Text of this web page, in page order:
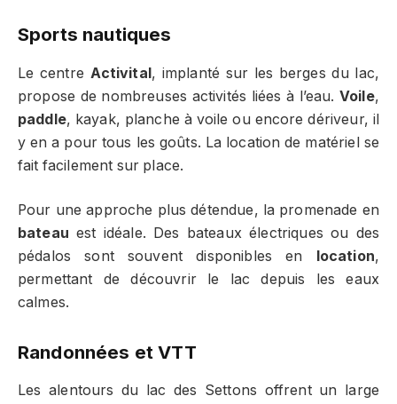
Sports nautiques
Le centre Activital, implanté sur les berges du lac,
propose de nombreuses activités liées à l’eau.Voile,
paddle, kayak, planche à voile ou encore dériveur, il
y en a pour tous les goûts. La location de matériel se
fait facilement sur place.
Pour une approche plus détendue, la promenade en
bateau est idéale. Des bateaux électriques ou des
pédalos sont souvent disponibles en
location,
permettant de découvrir le lac depuis les eaux
calmes.
Randonnées et VTT
Les alentours du lac des Settons offrent un large